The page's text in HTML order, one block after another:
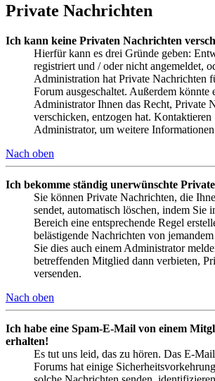
Private Nachrichten
Ich kann keine Privaten Nachrichten
Hierfür kann es drei Gründe geben:
registriert und / oder nicht angemeldet,
Administration hat Private Nachrichten
Forum ausgeschaltet. Außerdem könnte
Administrator Ihnen das Recht, Private
verschicken, entzogen hat. Kontaktieren
Administrator, um weitere
Nach oben
Ich bekomme ständig unerwünschte
Sie können Private Nachrichten, die
sendet, automatisch löschen, indem Sie
Bereich eine entsprechende Regel
belästigende Nachrichten von
Sie dies auch einem Administrator
betreffenden Mitglied dann verbieten,
versenden.
Nach oben
Ich habe eine Spam-E-Mail von einem
erhalten!
Es tut uns leid, das zu hören. Das E-
Forums hat einige